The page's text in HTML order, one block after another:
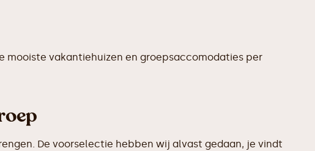
mooiste vakantiehuizen en groepsaccomodaties per
De voorselectie hebben wij alvast gedaan, je vindt